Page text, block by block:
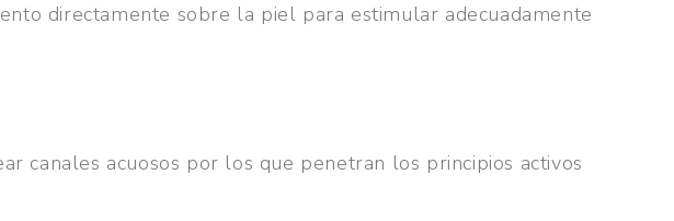
directamente sobre la piel para estimular adecuadamente
canales acuosos por los que penetran los principios activos